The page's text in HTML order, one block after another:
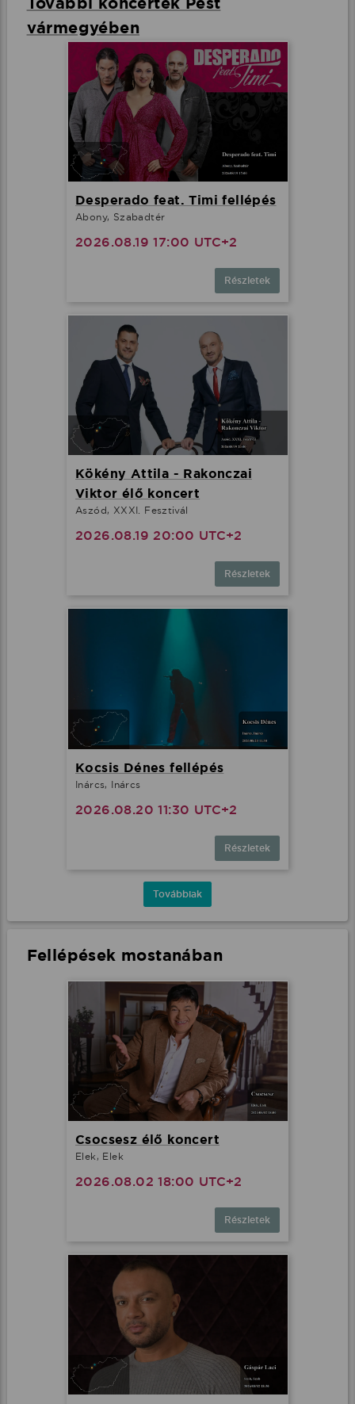
vármegyében
Desperado feat. Timi fellépés
Abony, Szabadtér
2026.08.19 17:00 UTC+2
Részletek
Kökény Attila - Rakonczai
Viktor élő koncert
Aszód, XXXI. Fesztivál
2026.08.19 20:00 UTC+2
Részletek
Kocsis Dénes fellépés
Inárcs, Inárcs
2026.08.20 11:30 UTC+2
Részletek
Továbbiak
Fellépések mostanában
Csocsesz élő koncert
Elek, Elek
2026.08.02 18:00 UTC+2
Részletek